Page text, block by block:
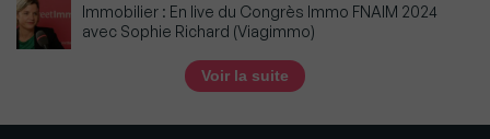
Immobilier : En live du Congrès Immo FNAIM 2024
avec Sophie Richard (Viagimmo)
Voir la suite